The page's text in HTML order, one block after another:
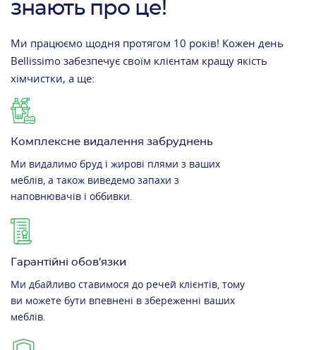
знають про це!
Ми працюємо щодня протягом 10 років! Кожен день
Bellissimo забезпечує своїм клієнтам кращу якість
хімчистки, а ще:
Комплексне видалення забруднень
Ми видалимо бруд і жирові плями з ваших
меблів, а також виведемо запахи з
наповнювачів і оббивки.
Гарантійні обов’язки
Ми дбайливо ставимося до речей клієнтів, тому
ви можете бути впевнені в збереженні ваших
меблів.